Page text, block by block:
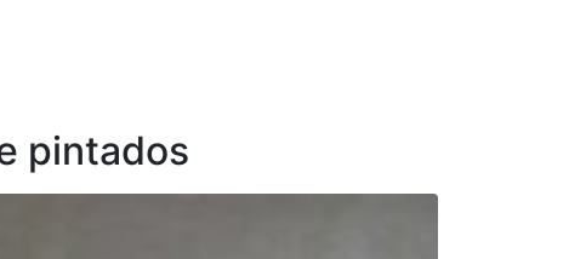
pintados